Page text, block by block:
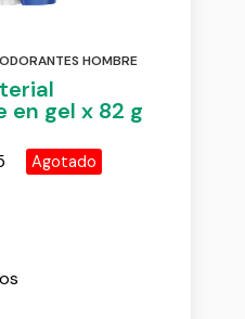
HOMBRE
gel x 82 g
Agotado